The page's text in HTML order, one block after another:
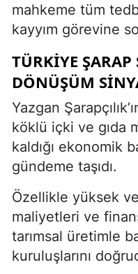
mahkeme tüm
kayyım görevine
TÜRKIYE ŞARAP
DÖNÜŞÜM
Yazgan
köklü içki ve gıda
kaldığı ekonomik
gündeme taşıdı.
Özellikle yüksek
maliyetleri ve
tarımsal üretimle
kuruluşlarını